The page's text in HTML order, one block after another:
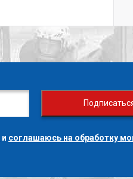
и соглашаюсь на обработку